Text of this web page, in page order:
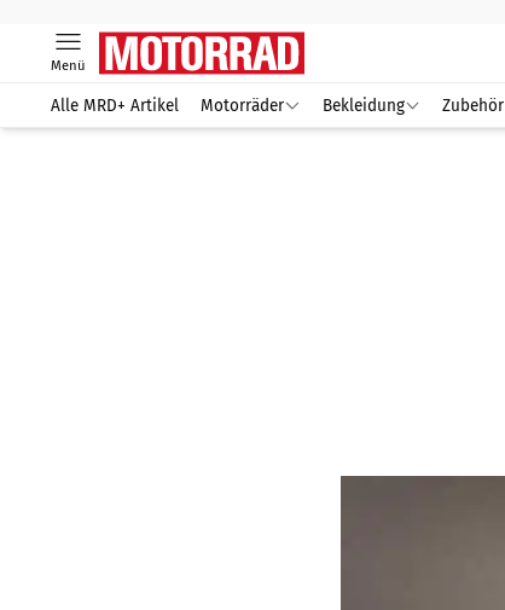
Menü
Alle MRD+ Artikel Motorräder Bekleidung Zubehör